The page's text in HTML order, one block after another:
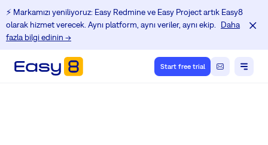
⚡️ Markamızı yeniliyoruz: Easy Redmine ve Easy Project artık Easy8
olarak hizmet verecek. Aynı platform, aynı veriler, aynı ekip.
Daha
fazla bilgi edinin →
Start free trial